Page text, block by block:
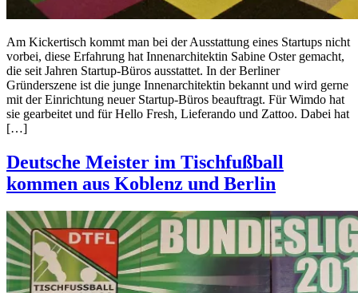
Am Kickertisch kommt man bei der Ausstattung eines Startups nicht
vorbei, diese Erfahrung hat Innenarchitektin Sabine Oster gemacht,
die seit Jahren Startup-Büros ausstattet. In der Berliner
Gründerszene ist die junge Innenarchitektin bekannt und wird gerne
mit der Einrichtung neuer Startup-Büros beauftragt. Für Wimdo hat
sie gearbeitet und für Hello Fresh, Lieferando und Zattoo. Dabei hat
[…]
Deutsche Meister im Tischfußball
kommen aus Koblenz und Berlin